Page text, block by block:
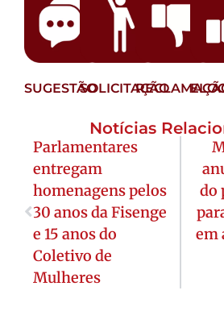
SUGESTÃOSOLICITAÇÃO
Notícias
Parlamentares
entregam
homenagens pelos
30 anos da Fisenge
e 15 anos do
Coletivo de
Mulheres
do
em